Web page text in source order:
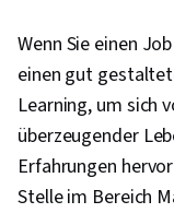
Wenn Sie einen
einen gut
Learning, um sich
überzeugender
Erfahrungen
Stelle im Bereich